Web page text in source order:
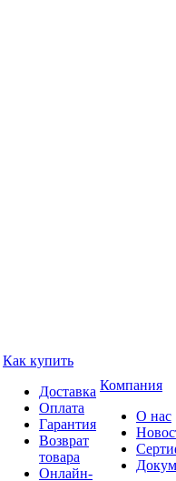
Как купить
Доставка
Оплата
Гарантия
Возврат
товара
Онлайн-
Компания
О нас